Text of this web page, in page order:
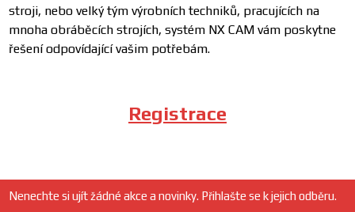
stroji, nebo velký tým výrobních techniků, pracujících na
mnoha obráběcích strojích, systém NX CAM vám poskytne
řešení odpovídající vašim potřebám.
Registrace
Nenechte si ujít žádné akce a novinky. Přihlašte se k jejich odběru.